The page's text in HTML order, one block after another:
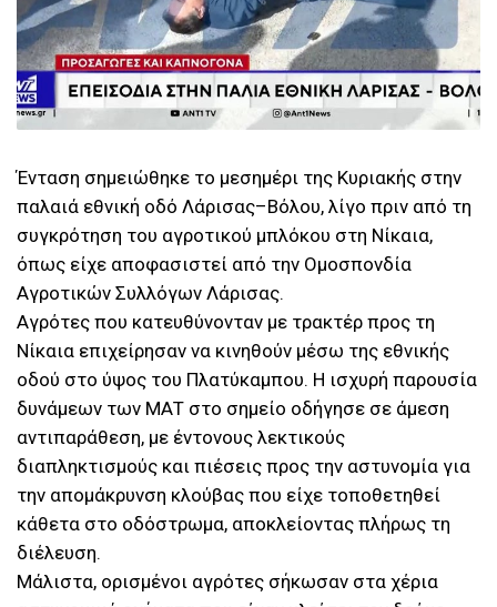
Ένταση σημειώθηκε το μεσημέρι της Κυριακής στην
παλαιά εθνική οδό Λάρισας–Βόλου, λίγο πριν από τη
συγκρότηση του αγροτικού μπλόκου στη Νίκαια,
όπως είχε αποφασιστεί από την Ομοσπονδία
Αγροτικών Συλλόγων Λάρισας.
Αγρότες που κατευθύνονταν με τρακτέρ προς τη
Νίκαια επιχείρησαν να κινηθούν μέσω της εθνικής
οδού στο ύψος του Πλατύκαμπου. Η ισχυρή παρουσία
δυνάμεων των ΜΑΤ στο σημείο οδήγησε σε άμεση
αντιπαράθεση, με έντονους λεκτικούς
διαπληκτισμούς και πιέσεις προς την αστυνομία για
την απομάκρυνση κλούβας που είχε τοποθετηθεί
κάθετα στο οδόστρωμα, αποκλείοντας πλήρως τη
διέλευση.
Μάλιστα, ορισμένοι αγρότες σήκωσαν στα χέρια